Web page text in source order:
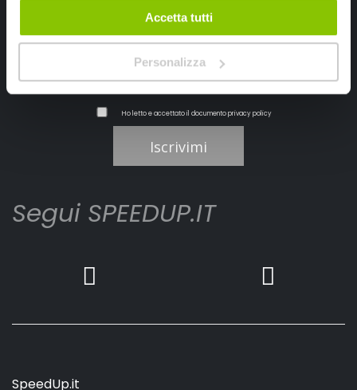
Accetta tutti
Personalizza
Ho letto e accettato il documentoprivacy policy
Iscrivimi
Segui SPEEDUP.IT
SpeedUp.it